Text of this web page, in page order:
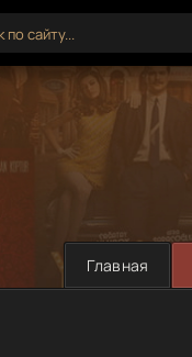
Главная